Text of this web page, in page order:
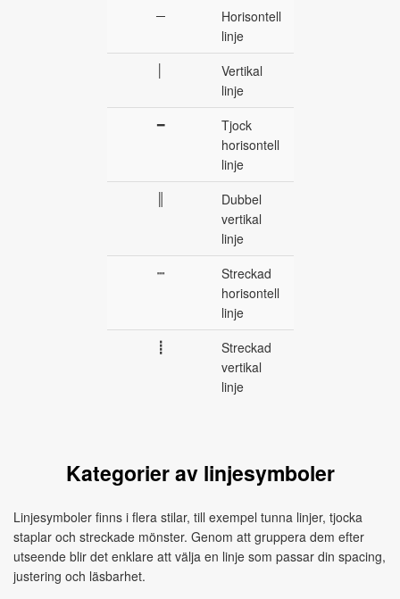
─
Horisontell
linje
Vertikal
linje
━
Tjock
horisontell
linje
Dubbel
vertikal
linje
┉
Streckad
horisontell
linje
┋
Streckad
vertikal
linje
Kategorier av linjesymboler
Linjesymboler finns i flera stilar, till exempel tunna linjer, tjocka
staplar och streckade mönster. Genom att gruppera dem efter
utseende blir det enklare att välja en linje som passar din spacing,
justering och läsbarhet.